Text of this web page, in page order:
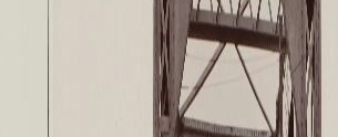
Наш авангард
Фёдор Васильев. К
Посетителям
Справочная информация